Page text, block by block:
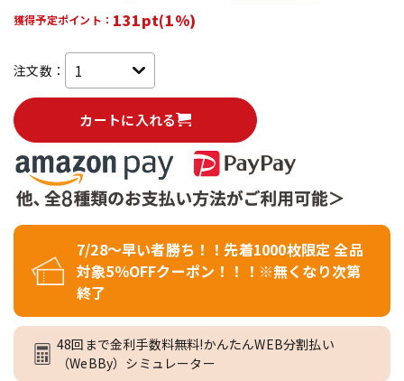
獲得予定ポイント： 131pt(1%)
注文数：
カートに入れる
7/28～早い者勝ち！！先着1000枚限定 全品
対象5％OFFクーポン！！！※無くなり次第
終了
48回まで金利手数料無料!かんたんWEB分割払い
（WeBBy）シミュレーター